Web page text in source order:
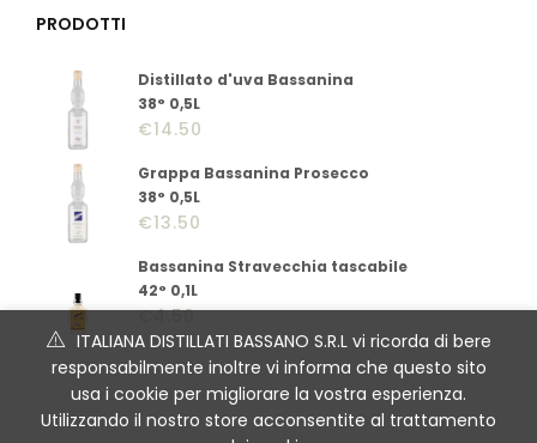
PRODOTTI
Distillato d'uva Bassanina
38° 0,5L
€14.50
Grappa Bassanina Prosecco
38° 0,5L
€13.50
Bassanina Stravecchia tascabile
42° 0,1L
€4.50
ITALIANA DISTILLATI BASSANO S.R.L vi ricorda di bere
responsabilmente inoltre vi informa che questo sito
usa i cookie per migliorare la vostra esperienza.
Utilizzando il nostro store acconsentite al trattamento